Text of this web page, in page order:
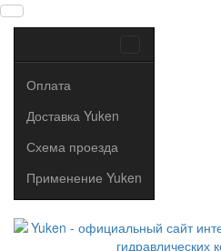
Оплата
Доставка Yuken
Схема проезда
Применение Yuken